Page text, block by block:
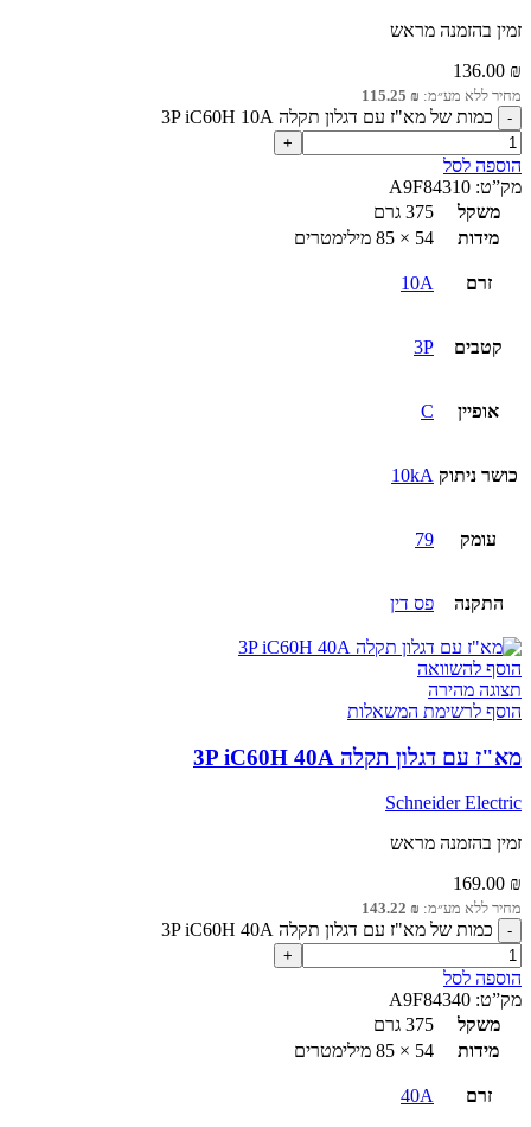
זמין בהזמנה מראש
136.00 ₪
מחיר ללא מע״מ: 115.25 ₪
כמות של מא"ז עם דגלון תקלה 3P iC60H 10A
הוספה לסל
מק”ט: A9F84310
משקל
375 גרם
מידות
54 × 85 מילימטרים
זרם 10A
קטבים 3P
אופיין C
כושר ניתוק 10kA
עומק 79
התקנה פס דין
הוסף להשוואה
תצוגה מהירה
הוסף לרשימת המשאלות
מא"ז עם דגלון תקלה 3P iC60H 40A
Schneider Electric
זמין בהזמנה מראש
169.00 ₪
מחיר ללא מע״מ: 143.22 ₪
כמות של מא"ז עם דגלון תקלה 3P iC60H 40A
הוספה לסל
מק”ט: A9F84340
משקל
375 גרם
מידות
54 × 85 מילימטרים
זרם 40A